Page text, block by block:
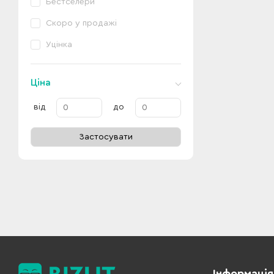
Бестселери
Скоро у продажі
Уцінка
Ціна
від до
Застосувати